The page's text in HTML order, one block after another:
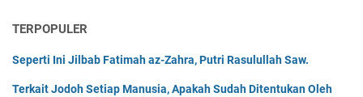
TERPOPULER
Seperti Ini Jilbab Fatimah az-Zahra, Putri Rasulullah Saw.
Terkait Jodoh Setiap Manusia, Apakah Sudah Ditentukan Oleh